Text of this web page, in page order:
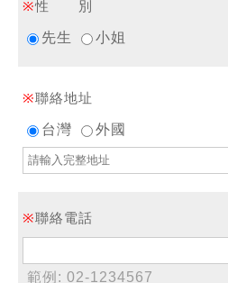
※性 別
先生 小姐
※聯絡地址
台灣 外國
※聯絡電話
範例: 02-1234567